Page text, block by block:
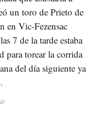
un toro de Prieto de
en Vic-Fezensac
7 de la tarde estaba
para torear la corrida
del día siguiente ya